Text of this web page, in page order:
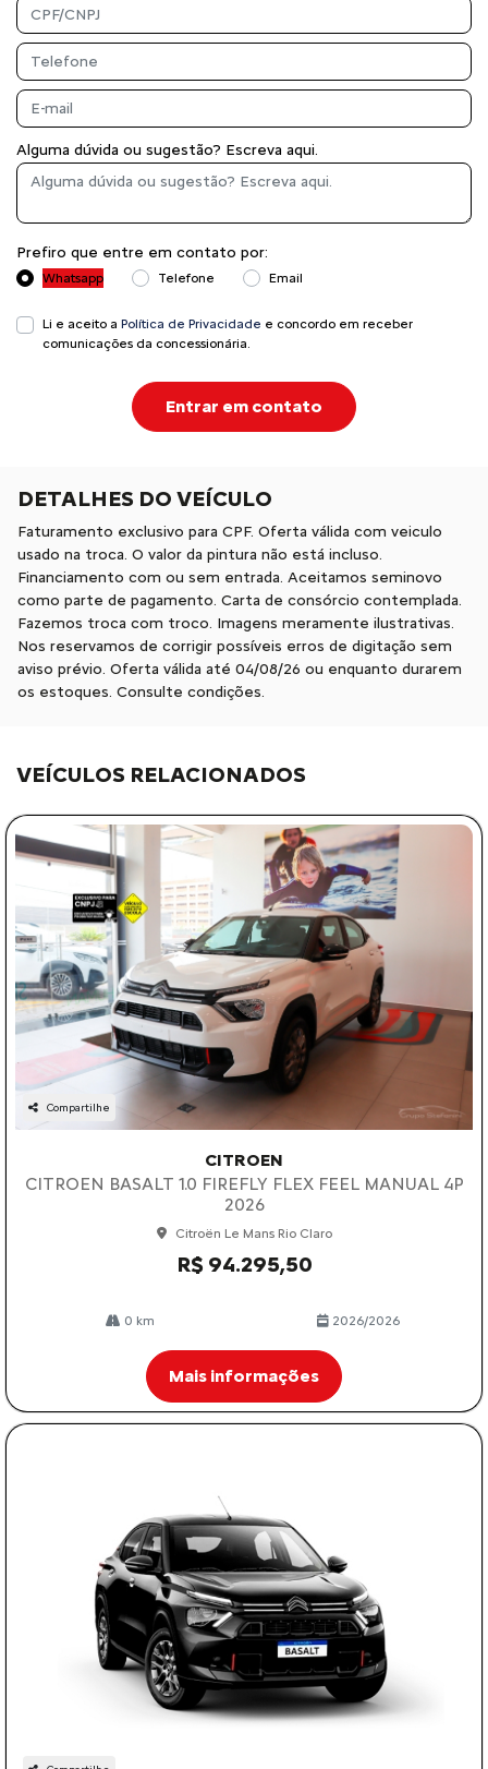
Alguma dúvida ou sugestão? Escreva aqui.
Prefiro que entre em contato por:
Whatsapp Telefone Email
Li e aceito a Política de Privacidade e concordo em receber
comunicações da concessionária.
Entrar em contato
DETALHES DO VEÍCULO
Faturamento exclusivo para CPF. Oferta válida com veiculo
usado na troca. O valor da pintura não está incluso.
Financiamento com ou sem entrada. Aceitamos seminovo
como parte de pagamento. Carta de consórcio contemplada.
Fazemos troca com troco. Imagens meramente ilustrativas.
Nos reservamos de corrigir possíveis erros de digitação sem
aviso prévio. Oferta válida até 04/08/26 ou enquanto durarem
os estoques. Consulte condições.
VEÍCULOS RELACIONADOS
Compartilhe
CITROEN
CITROEN BASALT 1.0 FIREFLY FLEX FEEL MANUAL 4P
2026
Citroën Le Mans Rio Claro
R$ 94.295,50
0 km 2026/2026
Mais informações